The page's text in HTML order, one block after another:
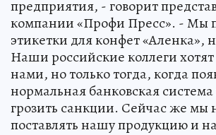
предприятия, - говорит
компании «Профи Пресс». - Мы
этикетки для конфет «Аленка»,
Наши российские коллеги хотят
нами, но только тогда, когда
нормальная банковская
грозить санкции. Сейчас же
поставлять нашу продукцию и